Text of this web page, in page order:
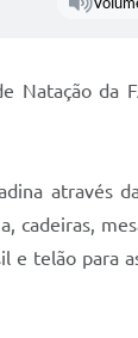
Natação da
através
cadeiras,
e telão para